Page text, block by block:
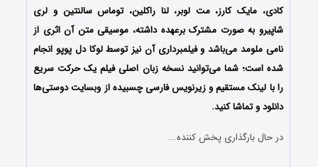
کادی، مایک کارز، مت لوبر، لنا راکلین، توماس سالنتین و لری
شاپیرو به صورت مشترک برعهده داشته، موسیقی متن آن اثری از
نامی ملومد می‌باشد و فیلمبرداری آن نیز توسط لوکا دل پوپو انجام
شده است؛ شما می‌توانید نسخه زبان اصلی فیلم یک حرکت سریع
را با ‌لینک مستقیم و زیرنویس فارسی چسبیده از وبسایت دوستی‌ها
دانلود و تماشا کنید.
در حال بارگذاری پخش کننده...